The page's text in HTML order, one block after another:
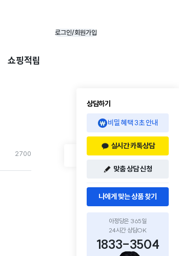
로그인/회원가입
쇼핑적립
2700
상담하기
비밀 혜택 3초 안내
실시간 카톡상담
맞춤 상담 신청
나에게 맞는 상품 찾기
아정당은 365일
24시간 상담OK
1833-3504